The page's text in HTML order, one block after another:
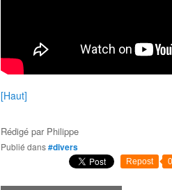
[Haut]
Rédigé par Philippe
Publié dans#divers
Repost 0